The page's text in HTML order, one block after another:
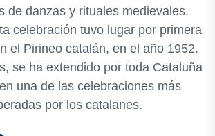
de danzas y rituales medievales.
celebración tuvo lugar por primera
el Pirineo catalán, en el año 1952.
se ha extendido por toda Cataluña
una de las celebraciones más
por los catalanes.